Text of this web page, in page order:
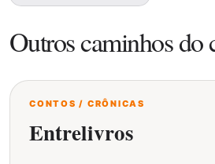
Outros caminhos do
CONTOS / CRÔNICAS
Entrelivros